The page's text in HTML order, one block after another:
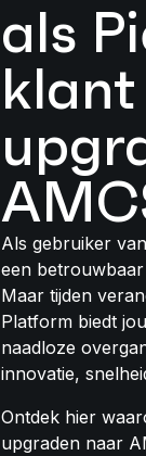
als
Als gebruiker
een
Maar tijden
Platform biedt
naadloze
innovatie,
Ontdek hier
upgraden naar